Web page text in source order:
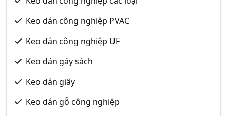
Keo dán công nghiệp PVAC
Keo dán công nghiệp UF
Keo dán gáy sách
Keo dán giấy
Keo dán gỗ công nghiệp